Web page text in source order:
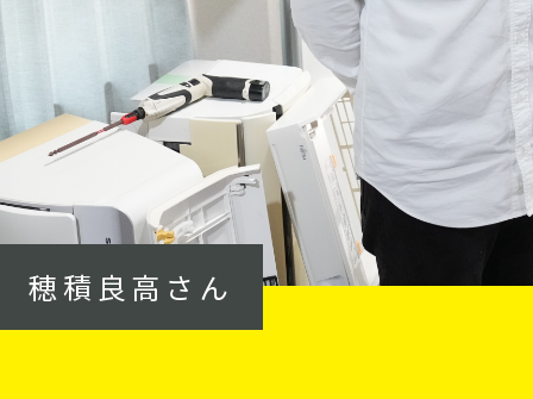
穂積良高さん